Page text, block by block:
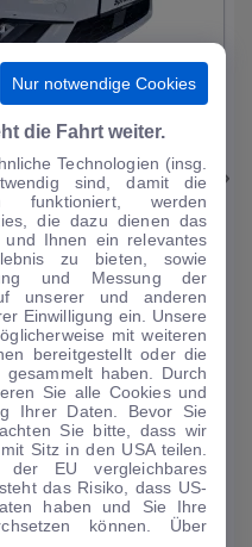
Sitz
Kaufen
Guter Preis4
Details
Rate anpassen
CO₂-Emissionen komb. 132 g/km
Nur notwendige Cookies
die Fahrt weiter.
Technologien (insg.
sind, damit die
funktioniert, werden
die dazu dienen das
Ihnen ein relevantes
zu bieten, sowie
und Messung der
unserer und anderen
Einwilligung ein. Unsere
mit weiteren
bereitgestellt oder die
haben. Durch
Sie alle Cookies und
Ihrer Daten. Bevor Sie
Sie bitte, dass wir
Sitz in den USA teilen.
EU vergleichbares
das Risiko, dass US-
haben und Sie Ihre
können. Über